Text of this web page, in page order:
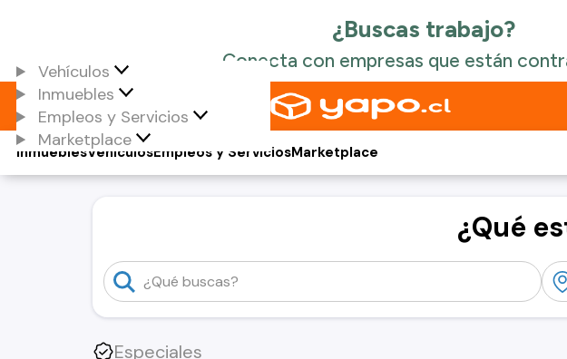
Vehículos
Inmuebles
Empleos y Servicios
Marketplace
Vehículos
Inmuebles Empleos y ServiciosMarketplace
¿Qué
Especiales